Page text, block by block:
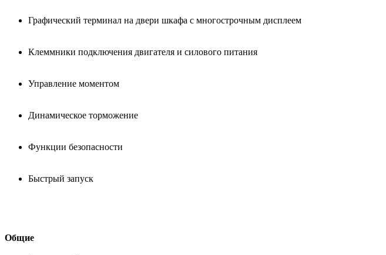
Графический терминал на двери шкафа с многострочным дисплеем
Клеммники подключения двигателя и силового питания
Управление моментом
Динамическое торможение
Функции безопасности
Быстрый запуск
Общие